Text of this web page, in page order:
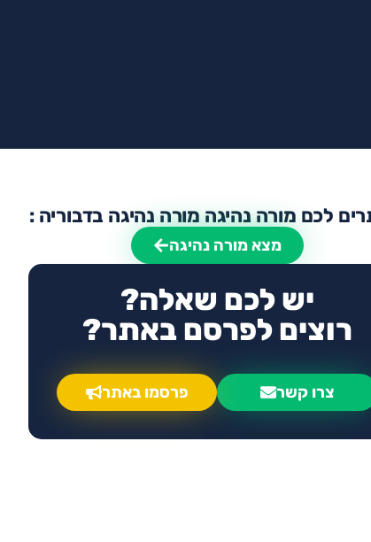
לכם מורה נהיגה מורה נהיגה בדבוריה :
מצא מורה נהיגה
יש לכם שאלה?
רוצים לפרסם באתר?
צרו קשר פרסמו באתר